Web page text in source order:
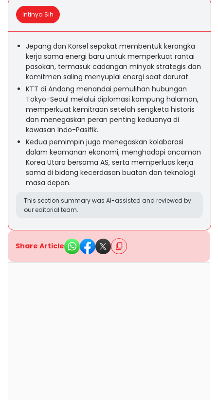
Intinya Sih
Jepang dan Korsel sepakat membentuk kerangka
kerja sama energi baru untuk memperkuat rantai
pasokan, termasuk cadangan minyak strategis dan
komitmen saling menyuplai energi saat darurat.
KTT di Andong menandai pemulihan hubungan
Tokyo-Seoul melalui diplomasi kampung halaman,
memperkuat kemitraan setelah sengketa historis
dan menegaskan peran penting keduanya di
kawasan Indo-Pasifik.
Kedua pemimpin juga menegaskan kolaborasi
dalam keamanan ekonomi, menghadapi ancaman
Korea Utara bersama AS, serta memperluas kerja
sama di bidang kecerdasan buatan dan teknologi
masa depan.
This section summary was AI-assisted and reviewed by
our editorial team.
Share Article